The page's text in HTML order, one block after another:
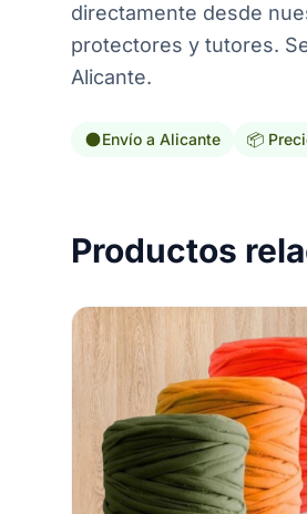
directamente desde
protectores y tutores.
Alicante.
Envío a Alicante 📦
Productos